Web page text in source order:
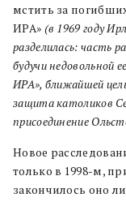
мстить за
ИРА» (в 1969 году
разделилась: часть
будучи недовольной
ИРА», ближайшей
защита католиков
присоединение
Новое
только в 1998-м,
закончилось оно